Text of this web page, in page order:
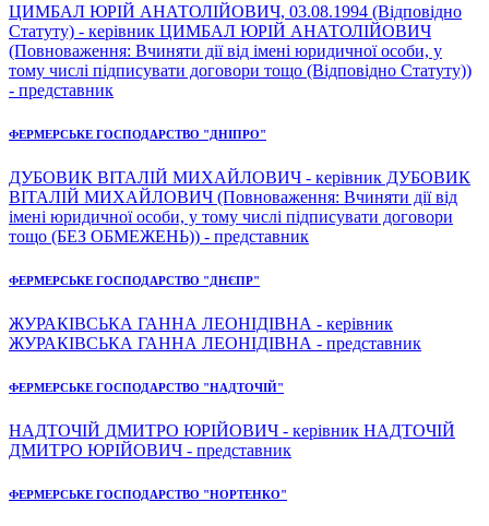
ЦИМБАЛ ЮРІЙ АНАТОЛІЙОВИЧ, 03.08.1994 (Відповідно
Статуту) - керівник ЦИМБАЛ ЮРІЙ АНАТОЛІЙОВИЧ
(Повноваження: Вчиняти дії від імені юридичної особи, у
тому числі підписувати договори тощо (Відповідно Статуту))
- представник
ФЕРМЕРСЬКЕ ГОСПОДАРСТВО "ДНІПРО"
ДУБОВИК ВІТАЛІЙ МИХАЙЛОВИЧ - керівник ДУБОВИК
ВІТАЛІЙ МИХАЙЛОВИЧ (Повноваження: Вчиняти дії від
імені юридичної особи, у тому числі підписувати договори
тощо (БЕЗ ОБМЕЖЕНЬ)) - представник
ФЕРМЕРСЬКЕ ГОСПОДАРСТВО "ДНЄПР"
ЖУРАКІВСЬКА ГАННА ЛЕОНІДІВНА - керівник
ЖУРАКІВСЬКА ГАННА ЛЕОНІДІВНА - представник
ФЕРМЕРСЬКЕ ГОСПОДАРСТВО "НАДТОЧІЙ"
НАДТОЧІЙ ДМИТРО ЮРІЙОВИЧ - керівник НАДТОЧІЙ
ДМИТРО ЮРІЙОВИЧ - представник
ФЕРМЕРСЬКЕ ГОСПОДАРСТВО "НОРТЕНКО"